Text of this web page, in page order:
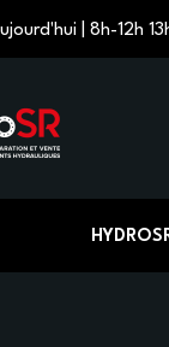
| 8h-12h